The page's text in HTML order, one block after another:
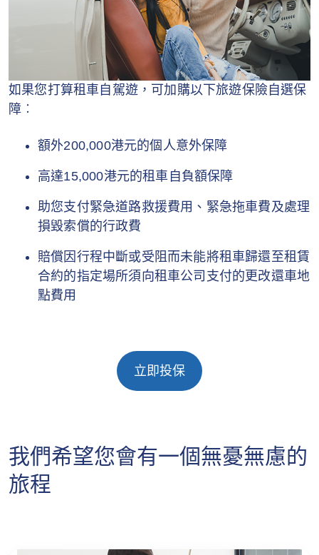
如果您打算租車自駕遊，可加購以下旅遊保險自選保
障︰
額外200,000港元的個人意外保障
高達15,000港元的租車自負額保障
助您支付緊急道路救援費用、緊急拖車費及處理
損毀索償的行政費
賠償因行程中斷或受阻而未能將租車歸還至租賃
合約的指定場所須向租車公司支付的更改還車地
點費用
立即投保
我們希望您會有一個無憂無慮的
旅程